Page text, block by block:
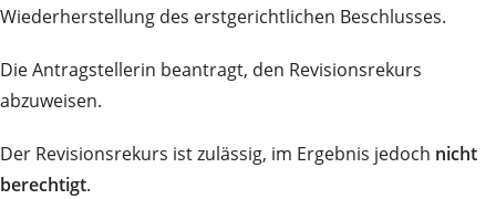
Wiederherstellung des erstgerichtlichen Beschlusses.
Die Antragstellerin beantragt, den Revisionsrekurs
abzuweisen.
Der Revisionsrekurs ist zulässig, im Ergebnis jedoch nicht
berechtigt.